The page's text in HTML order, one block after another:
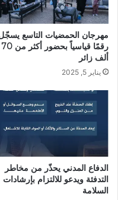
مهرجان الحمضيات التاسع
رقمًا قياسياً بحضور أكثر من 70
ألف زائر
يناير 5, 2025
الدفاع المدني يحذّر من مخاطر
التدفئة ويدعو للالتزام بإرشادات
السلامة